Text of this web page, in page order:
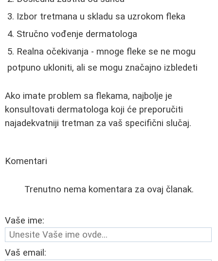
Izbor tretmana u skladu sa uzrokom fleka
Stručno vođenje dermatologa
Realna očekivanja - mnoge fleke se ne mogu
potpuno ukloniti, ali se mogu značajno izbledeti
Ako imate problem sa flekama, najbolje je
konsultovati dermatologa koji će preporučiti
najadekvatniji tretman za vaš specifični slučaj.
Komentari
Trenutno nema komentara za ovaj članak.
Vaše ime:
Vaš email: